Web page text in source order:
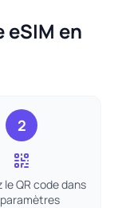
en
2
le QR code dans